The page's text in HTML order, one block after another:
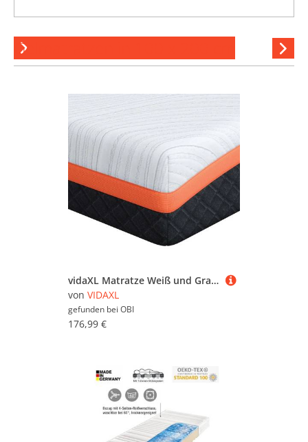
Gelmatratzen in 100 x 200 cm
vidaXL Matratze Weiß und Grau 100 x 200 cm Gel-Speicherschaum 4106351
von VIDAXL
gefunden bei OBI
176,99 €